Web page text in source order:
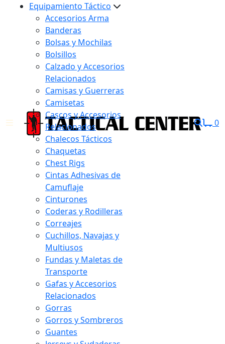
Equipamiento Táctico
Accesorios Arma
Banderas
Bolsas y Mochilas
Bolsillos
Calzado y Accesorios
Relacionados
Camisas y Guerreras
Camisetas
Cascos y Accesorios
Relacionados
Chalecos Tácticos
Chaquetas
Chest Rigs
Cintas Adhesivas de
Camuflaje
Cinturones
Coderas y Rodilleras
Correajes
Cuchillos, Navajas y
Multiusos
Fundas y Maletas de
Transporte
Gafas y Accesorios
Relacionados
Gorras
Gorros y Sombreros
Guantes
0